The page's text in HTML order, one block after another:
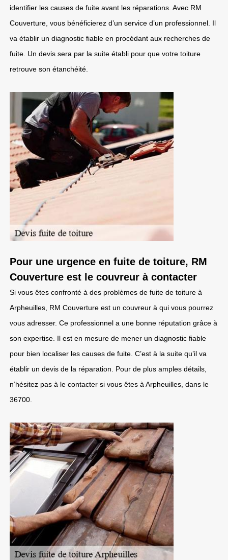
identifier les causes de fuite avant les réparations. Avec RM
Couverture, vous bénéficierez d’un service d’un professionnel. Il
va établir un diagnostic fiable en procédant aux recherches de
fuite. Un devis sera par la suite établi pour que votre toiture
retrouve son étanchéité.
Pour une urgence en fuite de toiture, RM
Couverture est le couvreur à contacter
Si vous êtes confronté à des problèmes de fuite de toiture à
Arpheuilles, RM Couverture est un couvreur à qui vous pourrez
vous adresser. Ce professionnel a une bonne réputation grâce à
son expertise. Il est en mesure de mener un diagnostic fiable
pour bien localiser les causes de fuite. C’est à la suite qu’il va
établir un devis de la réparation. Pour de plus amples détails,
n’hésitez pas à le contacter si vous êtes à Arpheuilles, dans le
36700.